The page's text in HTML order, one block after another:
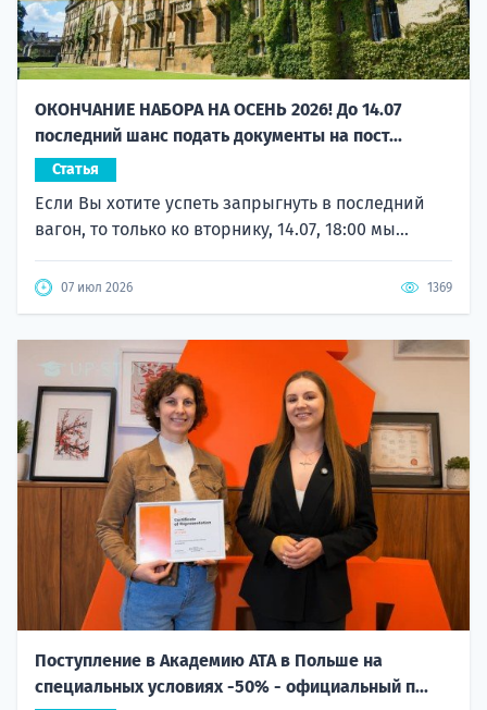
ОКОНЧАНИЕ НАБОРА НА ОСЕНЬ 2026! До 14.07
последний шанс подать документы на пост...
Статья
Если Вы хотите успеть запрыгнуть в последний
вагон, то только ко вторнику, 14.07, 18:00 мы...
07 июл 2026 1369
Поступление в Академию ATA в Польше на
специальных условиях -50% - официальный п...